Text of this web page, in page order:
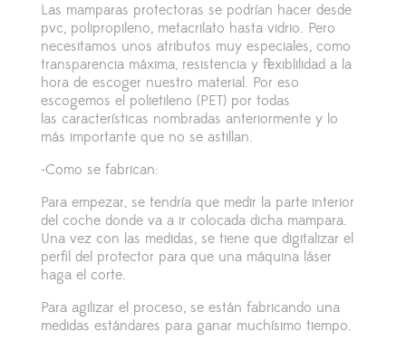
Las mamparas protectoras se podrían hacer desde
pvc, polipropileno, metacrilato hasta vidrio. Pero
necesitamos unos atributos muy especiales, como
transparencia máxima, resistencia y flexiblilidad a la
hora de escoger nuestro material. Por eso
escogemos el polietileno (PET) por todas
las características nombradas anteriormente y lo
más importante que no se astillan.
-Como se fabrican:
Para empezar, se tendría que medir la parte interior
del coche donde va a ir colocada dicha mampara.
Una vez con las medidas, se tiene que digitalizar el
perfil del protector para que una máquina láser
haga el corte.
Para agilizar el proceso, se están fabricando una
medidas estándares para ganar muchísimo tiempo.